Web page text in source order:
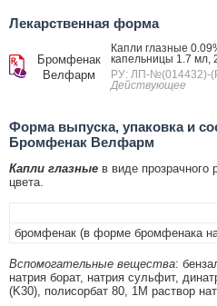
Лекарственная форма
Бромфенак
Велфарм
Капли глазные
капельницы 1.7 мл,
РУ: ЛП-№(014432)-
Действующее
Форма выпуска, упаковка и
Бромфенак Велфарм
Капли глазные в виде прозрачного
цвета.
бромфенак (в форме бромфенака
Вспомогательные вещества:
натрия борат, натрия сульфит,
(K30), полисорбат 80, 1М раствор